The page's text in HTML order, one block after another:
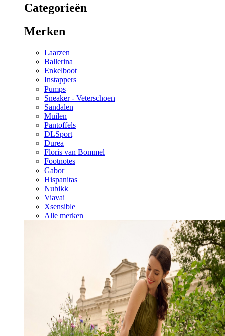
Categorieën
Merken
Laarzen
Ballerina
Enkelboot
Instappers
Pumps
Sneaker - Veterschoen
Sandalen
Muilen
Pantoffels
DLSport
Durea
Floris van Bommel
Footnotes
Gabor
Hispanitas
Nubikk
Viavai
Xsensible
Alle merken